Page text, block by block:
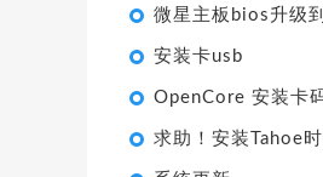
微星主板bios升级
安装卡usb
OpenCore 安装卡
求助！安装Tahoe